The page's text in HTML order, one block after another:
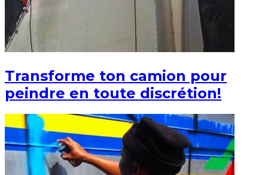
Transforme ton camion pour
peindre en toute discrétion!